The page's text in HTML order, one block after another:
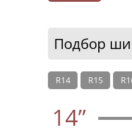
Подбор
R14 R15
14”